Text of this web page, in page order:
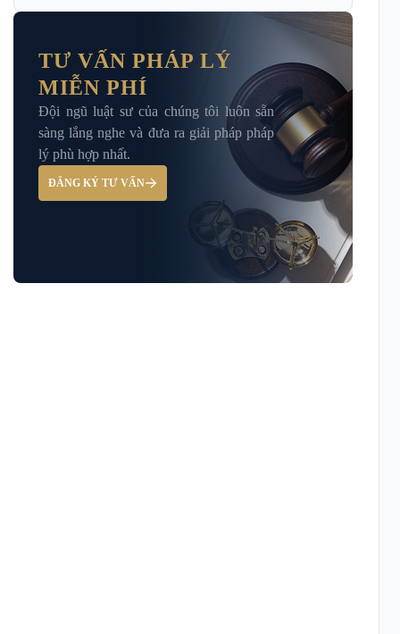
Hỏi đáp và tư vấn pháp luật
Luật Bảo Hiểm Xã Hội
Luật Dân Sự
Luật Giao Thông
TƯ VẤN PHÁP LÝ
MIỄN PHÍ
Đội ngũ luật sư của chúng tôi luôn sẵn
sàng lắng nghe và đưa ra giải pháp pháp
lý phù hợp nhất.
ĐĂNG KÝ TƯ VẤN